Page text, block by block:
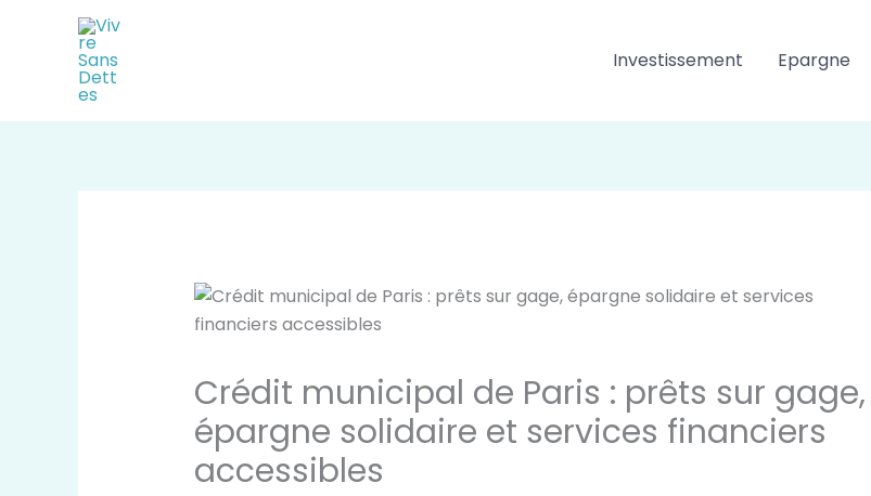
Investissement Epargne
Crédit municipal de Paris : prêts sur gage,
épargne solidaire et services financiers
accessibles